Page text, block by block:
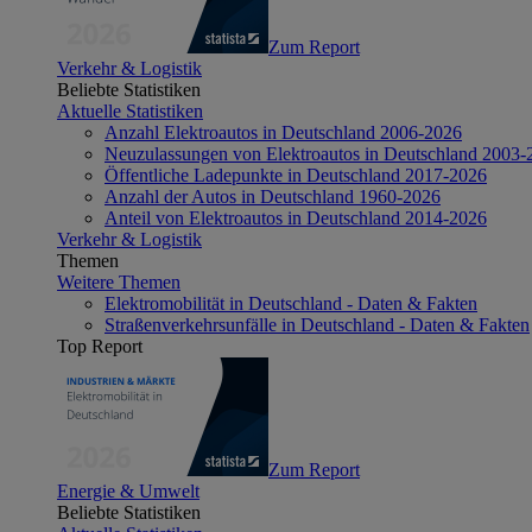
Zum Report
Verkehr & Logistik
Beliebte Statistiken
Aktuelle Statistiken
Anzahl Elektroautos in Deutschland 2006-2026
Neuzulassungen von Elektroautos in Deutschland 2003-
Öffentliche Ladepunkte in Deutschland 2017-2026
Anzahl der Autos in Deutschland 1960-2026
Anteil von Elektroautos in Deutschland 2014-2026
Verkehr & Logistik
Themen
Weitere Themen
Elektromobilität in Deutschland - Daten & Fakten
Straßenverkehrsunfälle in Deutschland - Daten & Fakten
Top Report
Zum Report
Energie & Umwelt
Beliebte Statistiken